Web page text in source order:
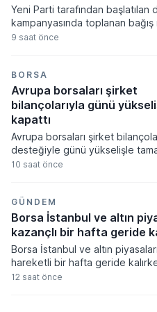
Yeni Parti tarafından başlatılan
kampanyasında toplanan bağış
sürede 300 milyon lira barajını
siyasi oluşum, dokuz günlük
ulaşılan rakamları ve bağışçı
kamuoyuyla paylaştı.
9 saat önce
BORSA
Avrupa borsaları şirket
bilançolarıyla günü
kapattı
Avrupa borsaları şirket
desteğiyle günü yükselişle
yatırımcılar ekonomik verilere
piyasalardaki enflasyon
tutuyor.
10 saat önce
GÜNDEM
Borsa İstanbul ve altın
kazançlı bir hafta geride
Borsa İstanbul ve altın
hareketli bir hafta geride
araçlarının büyük çoğunluğu
12 saat önce